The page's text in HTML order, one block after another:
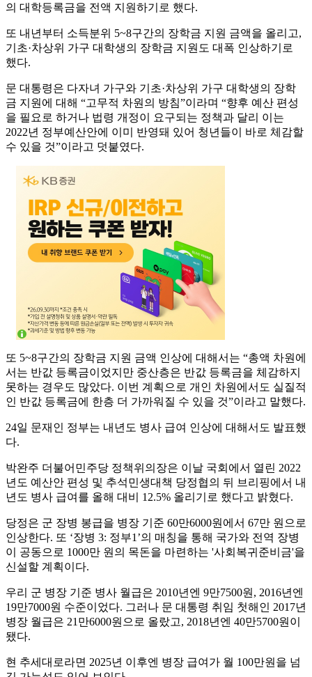
의 대학등록금을 전액 지원하기로 했다.
또 내년부터 소득분위 5~8구간의 장학금 지원 금액을 올리고,
기초·차상위 가구 대학생의 장학금 지원도 대폭 인상하기로
했다.
문 대통령은 다자녀 가구와 기초·차상위 가구 대학생의 장학
금 지원에 대해 “고무적 차원의 방침”이라며 “향후 예산 편성
을 필요로 하거나 법령 개정이 요구되는 정책과 달리 이는
2022년 정부예산안에 이미 반영돼 있어 청년들이 바로 체감할
수 있을 것”이라고 덧붙였다.
또 5~8구간의 장학금 지원 금액 인상에 대해서는 “총액 차원에
서는 반값 등록금이었지만 중산층은 반값 등록금을 체감하지
못하는 경우도 많았다. 이번 계획으로 개인 차원에서도 실질적
인 반값 등록금에 한층 더 가까워질 수 있을 것”이라고 말했다.
24일 문재인 정부는 내년도 병사 급여 인상에 대해서도 발표했
다.
박완주 더불어민주당 정책위의장은 이날 국회에서 열린 2022
년도 예산안 편성 및 추석민생대책 당정협의 뒤 브리핑에서 내
년도 병사 급여를 올해 대비 12.5% 올리기로 했다고 밝혔다.
당정은 군 장병 봉급을 병장 기준 60만6000원에서 67만 원으로
인상한다. 또 ‘장병 3: 정부1’의 매칭을 통해 국가와 전역 장병
이 공동으로 1000만 원의 목돈을 마련하는 '사회복귀준비금'을
신설할 계획이다.
우리 군 병장 기준 병사 월급은 2010년엔 9만7500원, 2016년엔
19만7000원 수준이었다. 그러나 문 대통령 취임 첫해인 2017년
병장 월급은 21만6000원으로 올랐고, 2018년엔 40만5700원이
됐다.
현 추세대로라면 2025년 이후엔 병장 급여가 월 100만원을 넘